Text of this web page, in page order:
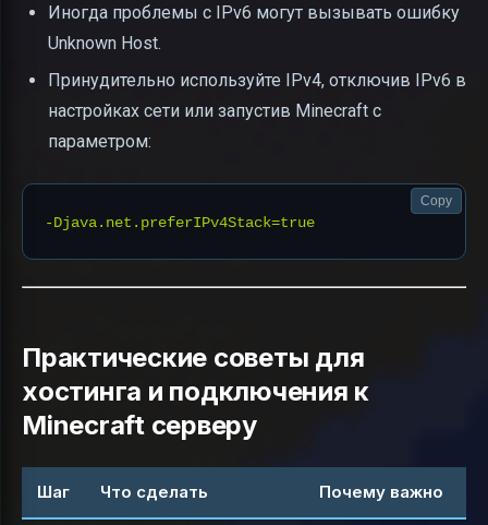
Иногда проблемы с IPv6 могут вызывать ошибку
Unknown Host.
Принудительно используйте IPv4, отключив IPv6 в
настройках сети или запустив Minecraft с
параметром:
Copy
Практические советы для
хостинга и подключения к
Minecraft серверу
Шаг Что сделать Почему важно